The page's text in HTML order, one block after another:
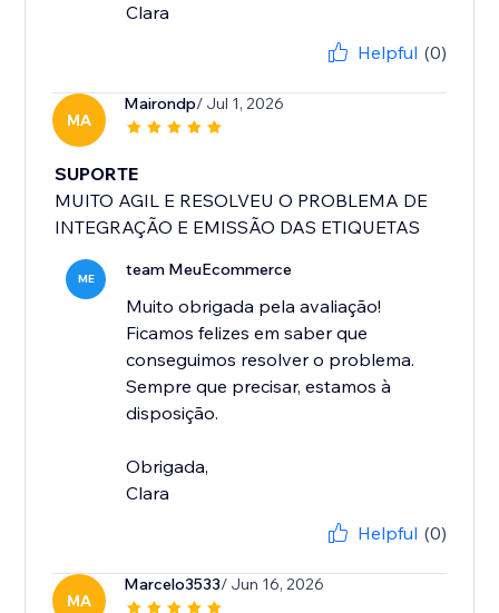
Clara
Helpful (0)
MA
Mairondp/ Jul 1, 2026
SUPORTE
MUITO AGIL E RESOLVEU O PROBLEMA DE
INTEGRAÇÃO E EMISSÃO DAS ETIQUETAS
ME team MeuEcommerce
Muito obrigada pela avaliação!
Ficamos felizes em saber que
conseguimos resolver o problema.
Sempre que precisar, estamos à
disposição.
Obrigada,
Clara
Helpful (0)
MA
Marcelo3533/ Jun 16, 2026